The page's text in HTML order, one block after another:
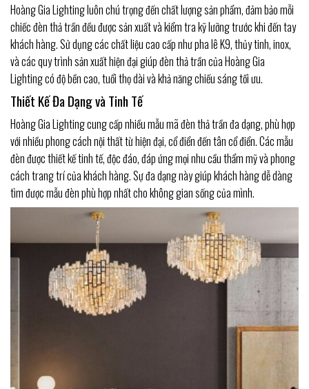
Hoàng Gia Lighting luôn chú trọng đến chất lượng sản phẩm, đảm bảo mỗi
chiếc đèn thả trần đều được sản xuất và kiểm tra kỹ lưỡng trước khi đến tay
khách hàng. Sử dụng các chất liệu cao cấp như pha lê K9, thủy tinh, inox,
và các quy trình sản xuất hiện đại giúp đèn thả trần của Hoàng Gia
Lighting có độ bền cao, tuổi thọ dài và khả năng chiếu sáng tối ưu.
Thiết Kế Đa Dạng và Tinh Tế
Hoàng Gia Lighting cung cấp nhiều mẫu mã đèn thả trần đa dạng, phù hợp
với nhiều phong cách nội thất từ hiện đại, cổ điển đến tân cổ điển. Các mẫu
đèn được thiết kế tinh tế, độc đáo, đáp ứng mọi nhu cầu thẩm mỹ và phong
cách trang trí của khách hàng. Sự đa dạng này giúp khách hàng dễ dàng
tìm được mẫu đèn phù hợp nhất cho không gian sống của mình.